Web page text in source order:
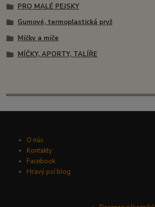
PRO MALÉ PEJSKY
Gumové, termoplastická pryž
Míčky a míče
MÍČKY, APORTY, TALÍŘE
O nás
Kontakty
Facebook
Hravý psí blog